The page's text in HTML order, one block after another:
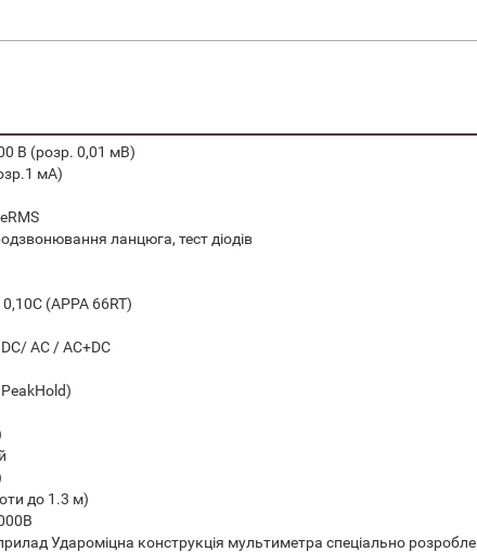
В (розр. 0,01 мВ)
мА)
ланцюга, тест діодів
(APPA 66RT)
AC / AC+DC
до 1.3 м)
Удароміцна конструкція мультиметра спеціально